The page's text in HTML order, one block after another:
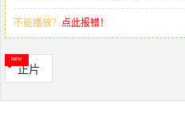
不能播放？ 点此报错！
正片